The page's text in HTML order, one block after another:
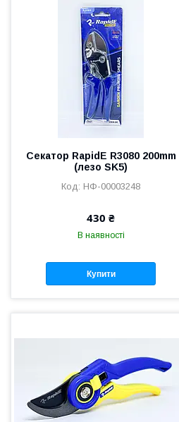
Секатор RapidE R3080 200mm
(лезо SK5)
НФ-00003248
430 ₴
В наявності
Купити